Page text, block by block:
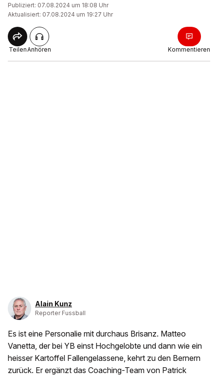
Publiziert: 07.08.2024 um 18:08 Uhr
Aktualisiert: 07.08.2024 um 19:27 Uhr
TeilenAnhören Kommentieren
Alain Kunz
Reporter Fussball
Es ist eine Personalie mit durchaus Brisanz. Matteo
Vanetta, der bei YB einst Hochgelobte und dann wie ein
heisser Kartoffel Fallengelassene, kehrt zu den Bernern
zurück. Er ergänzt das Coaching-Team von Patrick